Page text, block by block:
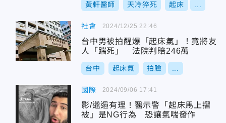
黃軒醫師 天冷猝死 起床
社會
台中男被拍醒爆「起床氣」！竟將友
人「踹死」 法院判賠246萬
台中 起床氣 拍臉
2024/12/25 22:46
國際
影/邋遢有理！醫示警「起床馬上摺
被」是NG行為 恐讓氣喘發作
2024/09/06 17:41